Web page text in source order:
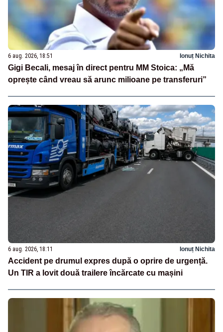
6 aug. 2026, 18:51 Ionuț Nichita
Gigi Becali, mesaj în direct pentru MM Stoica: „Mă
oprește când vreau să arunc milioane pe transferuri”
6 aug. 2026, 18:11 Ionuț Nichita
Accident pe drumul expres după o oprire de urgență.
Un TIR a lovit două trailere încărcate cu mașini